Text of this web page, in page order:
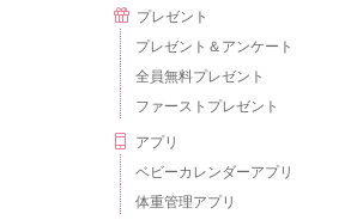
プレゼント
プレゼント＆アンケート
全員無料プレゼント
ファーストプレゼント
アプリ
ベビーカレンダーアプリ
体重管理アプリ